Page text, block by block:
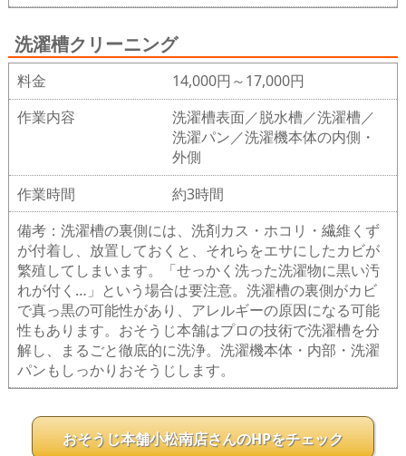
洗濯槽クリーニング
料金
14,000円～17,000円
作業内容
洗濯槽表面／脱水槽／洗濯槽／
洗濯パン／洗濯機本体の内側・
外側
作業時間
約3時間
備考：洗濯槽の裏側には、洗剤カス・ホコリ・繊維くず
が付着し、放置しておくと、それらをエサにしたカビが
繁殖してしまいます。「せっかく洗った洗濯物に黒い汚
れが付く…」という場合は要注意。洗濯槽の裏側がカビ
で真っ黒の可能性があり、アレルギーの原因になる可能
性もあります。おそうじ本舗はプロの技術で洗濯槽を分
解し、まるごと徹底的に洗浄。洗濯機本体・内部・洗濯
パンもしっかりおそうじします。
おそうじ本舗小松南店さんのHPをチェック